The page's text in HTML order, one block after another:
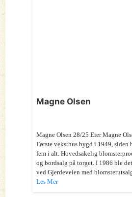
Magne Olsen
Magne Olsen 28/25 Eier Magne
Første veksthus bygd i 1949, siden
fem i alt. Hovedsakelig
og bordsalg på torget. I 1986 ble
ved Gjerdeveien med blomsterutsalg
Les Mer